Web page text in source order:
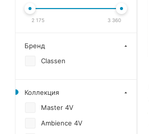
2 175 3 360
Бренд
Classen
Коллекция
Master 4V
Ambience 4V